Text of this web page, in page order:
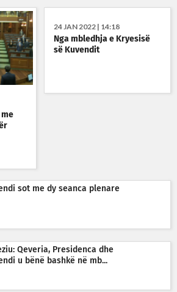
me
24 JAN 2022 | 14:18
Nga mbledhja e Kryesisë
së Kuvendit
sot me dy seanca plenare
Qeveria, Presidenca dhe
u bënë bashkë në mb...